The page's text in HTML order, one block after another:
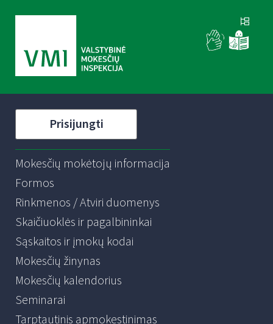
Prisijungti
Mokesčių mokėtojų informacija
Formos
Rinkmenos / Atviri duomenys
Skaičiuoklės ir pagalbininkai
Sąskaitos ir įmokų kodai
Mokesčių žinynas
Mokesčių kalendorius
Seminarai
Tarptautinis apmokestinimas